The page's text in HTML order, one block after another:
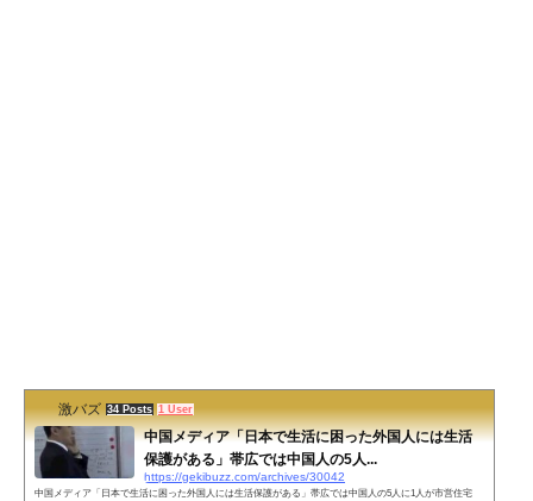
激バズ 34 Posts 1 User
中国メディア「日本で生活に困った外国人には生活
保護がある」帯広では中国人の5人...
https://gekibuzz.com/archives/30042
中国メディア「日本で生活に困った外国人には生活保護がある」帯広では中国人の5人に1人が市営住宅